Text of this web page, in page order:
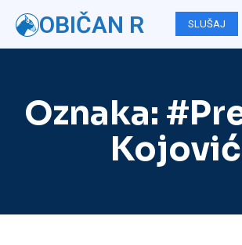
OBIČAN R SLUŠAJ
Oznaka:
Kojović